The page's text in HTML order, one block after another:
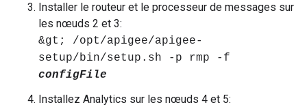
Installer le routeur et le processeur de messages sur
les nœuds 2 et 3:
&gt; /opt/apigee/apigee-
setup/bin/setup.sh -p rmp -f
configFile
Installez Analytics sur les nœuds 4 et 5: